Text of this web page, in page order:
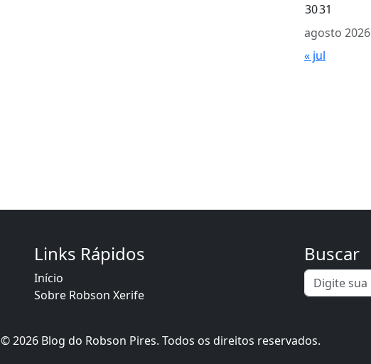
agosto 2026
3031
« jul
Links Rápidos
Início
Sobre Robson Xerife
Buscar
© 2026 Blog do Robson Pires. Todos os direitos reservados.